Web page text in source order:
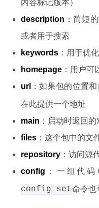
内容标记版本）
description ：简短
或者用于搜索
keywords：用于优
homepage：用户可
url
：如果包的位置和
在此提供一个地址
main ：启动时返回的
files：这个包中的文
repository：访问源
config ：一组代
config set命令也